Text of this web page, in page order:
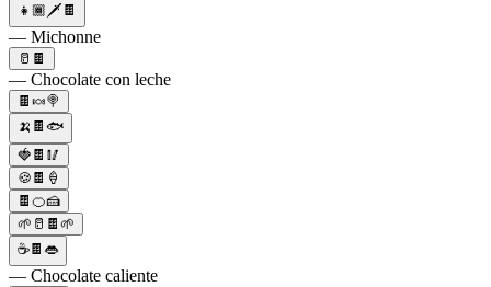
👧🏾🗡🍫
— Michonne
🥛🍫
— Chocolate con leche
🍫🍬🍭
🍌🍫🐟
🍓🍫🥢
🍪🍫🍦
🍫🍊🍰
🌱🥛🍫🌱
☕🍫👄
— Chocolate caliente